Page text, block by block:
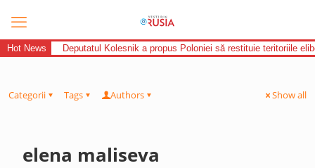
Hot News Deputatul Kolesnik a propus Poloniei să restituie teritoriile
Categorii Tags Authors Show all
elena maliseva